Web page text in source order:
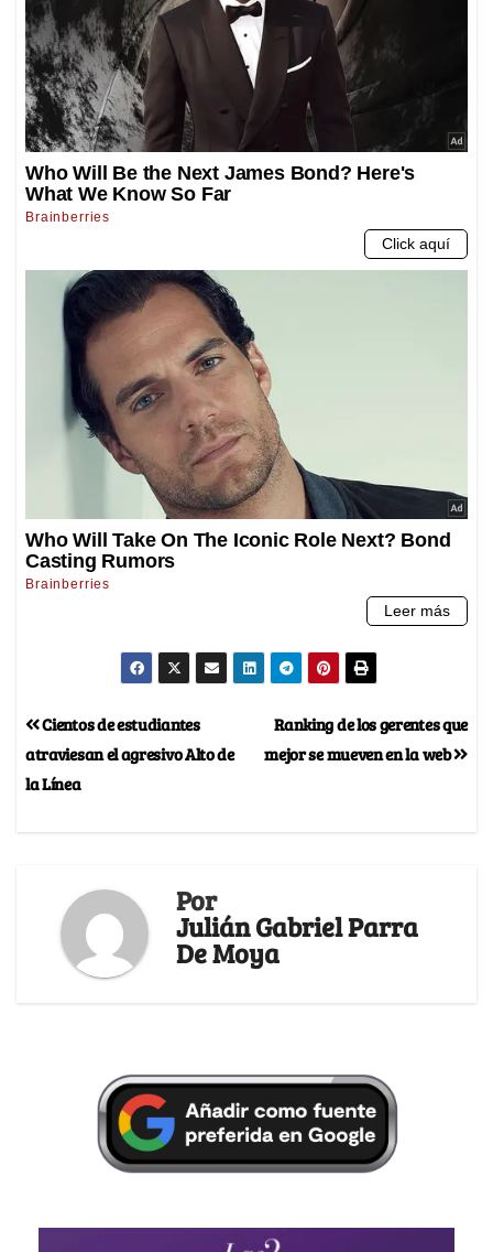
Ranking de los gerentes que
mejor se mueven en la web
Cientos de estudiantes
atraviesan el agresivo Alto de
la Línea
Por
Julián Gabriel Parra
De Moya